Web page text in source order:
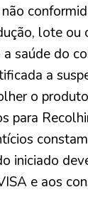
lote ou
saúde do
a
o
para
iniciado
e aos